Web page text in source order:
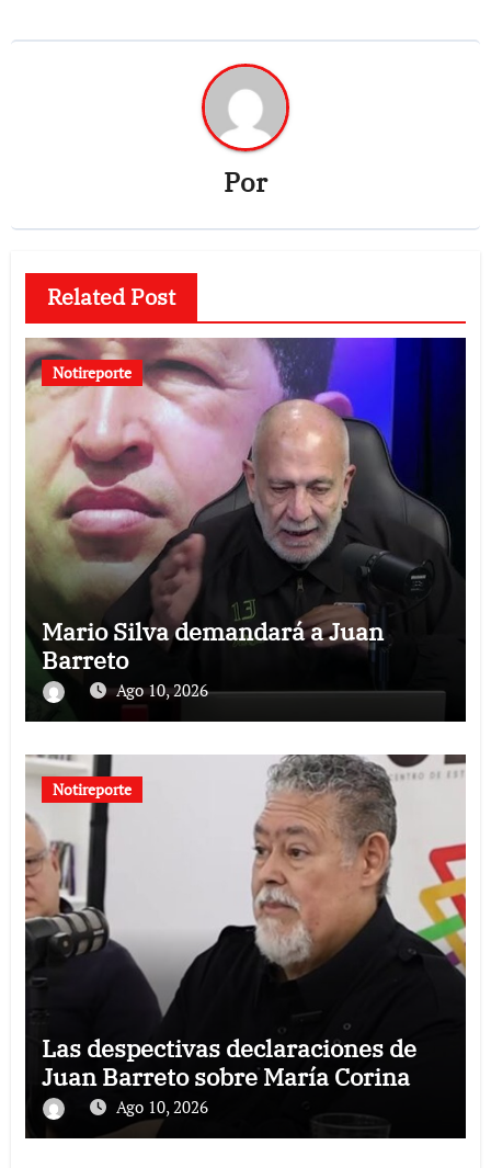
Por
Related Post
Notireporte
Mario Silva demandará a Juan
Barreto
Ago 10, 2026
Notireporte
Las despectivas declaraciones de
Juan Barreto sobre María Corina
Ago 10, 2026